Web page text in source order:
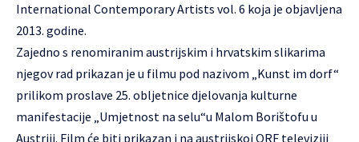
International Contemporary Artists vol. 6 koja je objavljena
2013. godine.
Zajedno s renomiranim austrijskim i hrvatskim slikarima
njegov rad prikazan je u filmu pod nazivom „Kunst im dorf“
prilikom proslave 25. obljetnice djelovanja kulturne
manifestacije „Umjetnost na selu“u Malom Borištofu u
Austriji. Film će biti prikazan i na austrijskoj ORF televiziji